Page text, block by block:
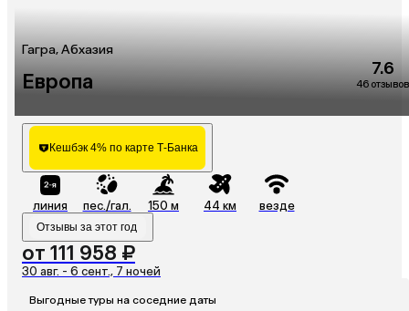
Гагра, Абхазия
Европа
7.6
46 отзывов
Кешбэк 4% по карте Т-Банка
линия пес./гал. 150 м 44 км везде
Отзывы за этот год
от 111 958 ₽
30 авг. - 6 сент., 7 ночей
Выгодные туры на соседние даты